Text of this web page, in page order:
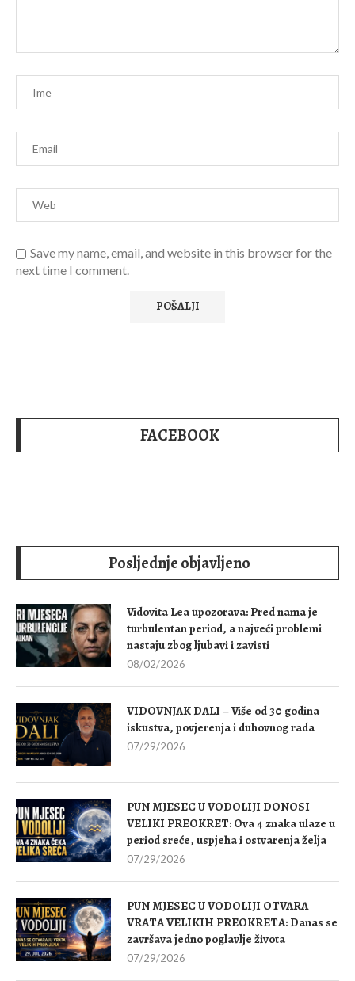
Save my name, email, and website in this browser for the
next time I comment.
FACEBOOK
Posljednje objavljeno
Vidovita Lea upozorava: Pred nama je
turbulentan period, a najveći problemi
nastaju zbog ljubavi i zavisti
08/02/2026
VIDOVNJAK DALI – Više od 30 godina
iskustva, povjerenja i duhovnog rada
07/29/2026
PUN MJESEC U VODOLIJI DONOSI
VELIKI PREOKRET: Ova 4 znaka ulaze u
period sreće, uspjeha i ostvarenja želja
07/29/2026
PUN MJESEC U VODOLIJI OTVARA
VRATA VELIKIH PREOKRETA: Danas se
završava jedno poglavlje života
07/29/2026